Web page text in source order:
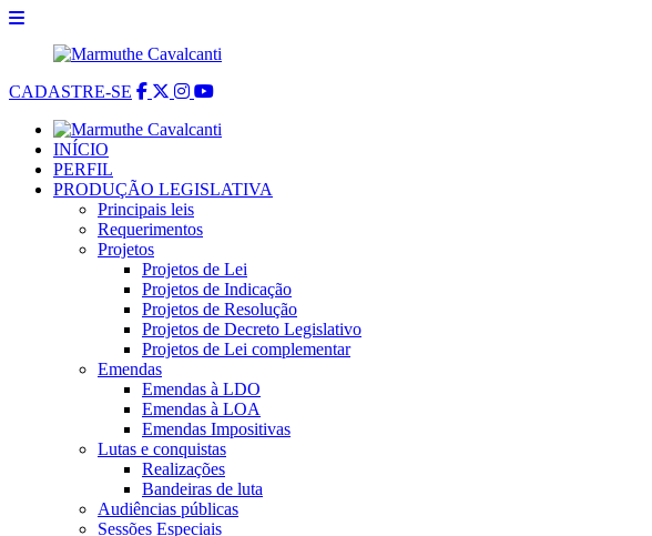
CADASTRE-SE
INÍCIO
PERFIL
PRODUÇÃO LEGISLATIVA
Principais leis
Requerimentos
Projetos
Projetos de Lei
Projetos de Indicação
Projetos de Resolução
Projetos de Decreto Legislativo
Projetos de Lei complementar
Emendas
Emendas à LDO
Emendas à LOA
Emendas Impositivas
Lutas e conquistas
Realizações
Bandeiras de luta
Audiências públicas
Sessões Especiais